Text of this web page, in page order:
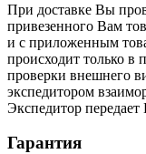
При доставке Вы
привезенного Вам
и с приложенным
происходит только в
проверки внешнего
экспедитором
Экспедитор
Гарантия